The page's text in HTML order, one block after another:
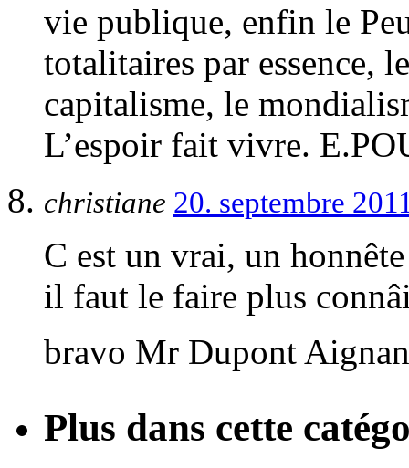
vie publique, enfin le
totalitaires par essence,
capitalisme, le
L’espoir fait vivre.
christiane 20. septembre
C est un vrai, un
il faut le faire plus
bravo Mr Dupont Aignan
Plus dans cette